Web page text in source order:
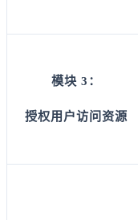
模块 3：
授权用户访问资源